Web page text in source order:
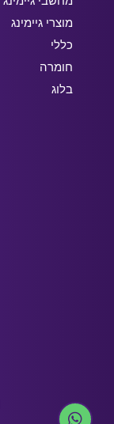
מוצרי גיימינג
כללי
חומרה
בלוג